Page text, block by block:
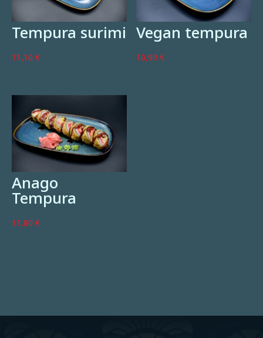
Tempura surimi
11,10€
Vegan tempura
10,90€
Anago
Tempura
11,80€